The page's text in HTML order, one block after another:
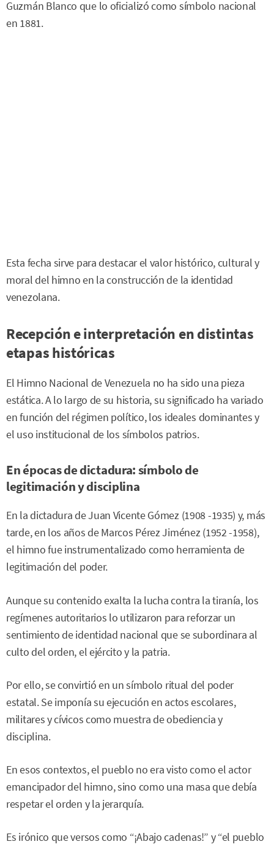
Guzmán Blanco que lo oficializó como símbolo nacional
en 1881.
Esta fecha sirve para destacar el valor histórico, cultural y
moral del himno en la construcción de la identidad
venezolana.
Recepción e interpretación en distintas
etapas históricas
El Himno Nacional de Venezuela no ha sido una pieza
estática. A lo largo de su historia, su significado ha variado
en función del régimen político, los ideales dominantes y
el uso institucional de los símbolos patrios.
En épocas de dictadura: símbolo de
legitimación y disciplina
En la dictadura de Juan Vicente Gómez (1908 -1935) y, más
tarde, en los años de Marcos Pérez Jiménez (1952 -1958),
el himno fue instrumentalizado como herramienta de
legitimación del poder.
Aunque su contenido exalta la lucha contra la tiranía, los
regímenes autoritarios lo utilizaron para reforzar un
sentimiento de identidad nacional que se subordinara al
culto del orden, el ejército y la patria.
Por ello, se convirtió en un símbolo ritual del poder
estatal. Se imponía su ejecución en actos escolares,
militares y cívicos como muestra de obediencia y
disciplina.
En esos contextos, el pueblo no era visto como el actor
emancipador del himno, sino como una masa que debía
respetar el orden y la jerarquía.
Es irónico que versos como “¡Abajo cadenas!” y “el pueblo